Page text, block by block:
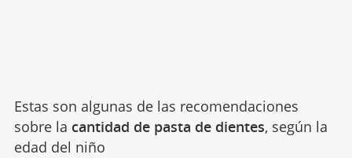
Estas son algunas de las recomendaciones
sobre la cantidad de pasta de dientes, según la
edad del niño